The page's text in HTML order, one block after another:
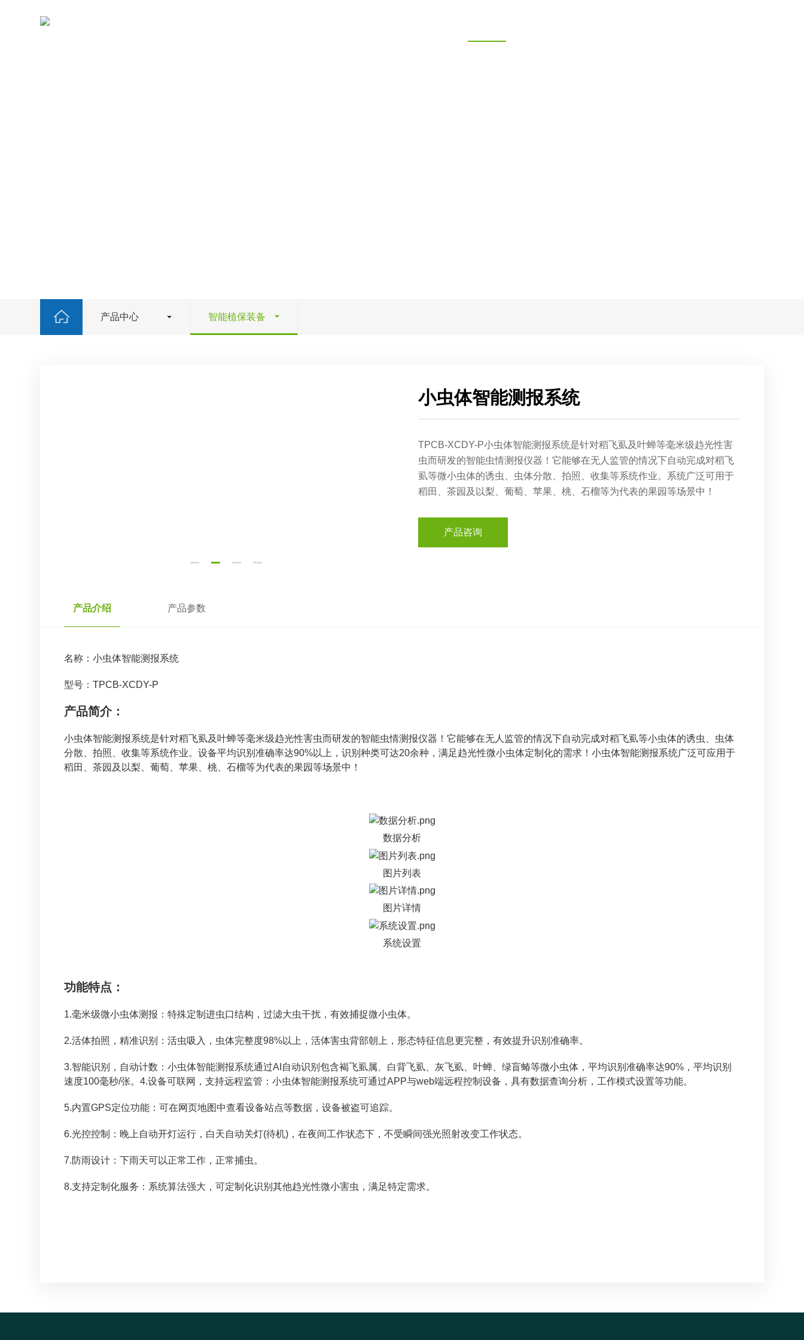
产品中心 智能植保装备
小虫体智能测报系统
TPCB-XCDY-P小虫体智能测报系统是针对稻飞虱及叶蝉等毫米级趋光性害
虫而研发的智能虫情测报仪器！它能够在无人监管的情况下自动完成对稻飞
虱等微小虫体的诱虫、虫体分散、拍照、收集等系统作业。系统广泛可用于
稻田、茶园及以梨、葡萄、苹果、桃、石榴等为代表的果园等场景中！
产品咨询
产品介绍 产品参数
名称：小虫体智能测报系统
型号：TPCB-XCDY-P
产品简介：
小虫体智能测报系统是针对稻飞虱及叶蝉等毫米级趋光性害虫而研发的智能虫情测报仪器！它能够在无人监管的情况下自动完成对稻飞虱等小虫体的诱虫、虫体
分散、拍照、收集等系统作业。设备平均识别准确率达90%以上，识别种类可达20余种，满足趋光性微小虫体定制化的需求！小虫体智能测报系统广泛可应用于
稻田、茶园及以梨、葡萄、苹果、桃、石榴等为代表的果园等场景中！
数据分析
图片列表
图片详情
系统设置
功能特点：
1.毫米级微小虫体测报：特殊定制进虫口结构，过滤大虫干扰，有效捕捉微小虫体。
2.活体拍照，精准识别：活虫吸入，虫体完整度98%以上，活体害虫背部朝上，形态特征信息更完整，有效提升识别准确率。
3.智能识别，自动计数：小虫体智能测报系统通过AI自动识别包含褐飞虱属、白背飞虱、灰飞虱、叶蝉、绿盲蝽等微小虫体，平均识别准确率达90%，平均识别
速度100毫秒/张。4.设备可联网，支持远程监管：小虫体智能测报系统可通过APP与web端远程控制设备，具有数据查询分析，工作模式设置等功能。
5.内置GPS定位功能：可在网页地图中查看设备站点等数据，设备被盗可追踪。
6.光控控制：晚上自动开灯运行，白天自动关灯(待机)，在夜间工作状态下，不受瞬间强光照射改变工作状态。
7.防雨设计：下雨天可以正常工作，正常捕虫。
8.支持定制化服务：系统算法强大，可定制化识别其他趋光性微小害虫，满足特定需求。